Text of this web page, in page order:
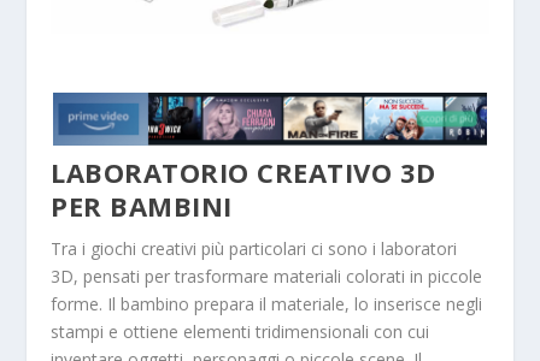
LABORATORIO CREATIVO 3D
PER BAMBINI
Tra i giochi creativi più particolari ci sono i laboratori
3D, pensati per trasformare materiali colorati in piccole
forme. Il bambino prepara il materiale, lo inserisce negli
stampi e ottiene elementi tridimensionali con cui